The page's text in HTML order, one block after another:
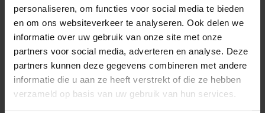
personaliseren, om functies voor social media te bieden
en om ons websiteverkeer te analyseren. Ook delen we
informatie over uw gebruik van onze site met onze
partners voor social media, adverteren en analyse. Deze
partners kunnen deze gegevens combineren met andere
informatie die u aan ze heeft verstrekt of die ze hebben
verzameld op basis van uw gebruik van hun services.